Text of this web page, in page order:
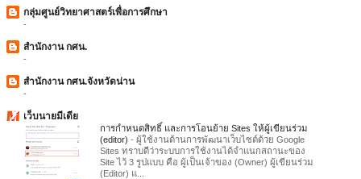
กลุ่มศูนย์วิทยาศาสตร์เพื่อการศึกษา
-
สำนักงาน กศน.
-
สำนักงาน กศน.จังหวัดน่าน
-
เว็บนายมีเดีย
การกำหนดสิทธิ์ และการโอนย้าย Sites ให้ผู้เขียนร่วม
(editor) - ผู้ใช้งานด้านการพัฒนาเว็บไซต์ด้วย Google
Sites ทราบดีว่าระบบการใช้งานได้จำแนกสถานะของ
Site ไว้ 3 รูปแบบ คือ ผู้เป็นเจ้าของ (Owner) ผู้เขียนร่วม
(Editor) แ...